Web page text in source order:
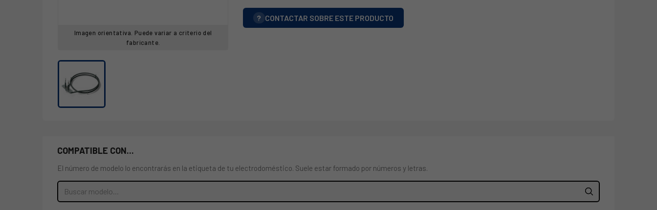
Imagen orientativa. Puede variar a criterio del
fabricante.
? CONTACTAR SOBRE ESTE PRODUCTO
COMPATIBLE CON...
El número de modelo lo encontrarás en la etiqueta de tu electrodoméstico. Suele estar formado por números y letras.